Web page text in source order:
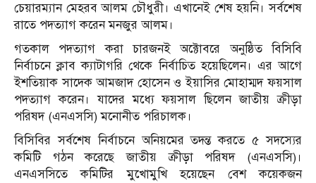
চেয়ারম্যান মেহরব আলম চৌধুরী। এখানেই শেষ হয়নি। সর্বশেষ
রাতে পদত্যাগ করেন মনজুর আলম।
গতকাল পদত্যাগ করা চারজনই অক্টোবরে অনুষ্ঠিত বিসিবি
নির্বাচনে ক্লাব ক্যাটাগরি থেকে নির্বাচিত হয়েছিলেন। এর আগে
ইশতিয়াক সাদেক আমজাদ হোসেন ও ইয়াসির মোহাম্মদ ফয়সাল
পদত্যাগ করেন। যাদের মধ্যে ফয়সাল ছিলেন জাতীয় ক্রীড়া
পরিষদ (এনএসসি) মনোনীত পরিচালক।
বিসিবির সর্বশেষ নির্বাচনে অনিয়মের তদন্ত করতে ৫ সদস্যের
কমিটি গঠন করেছে জাতীয় ক্রীড়া পরিষদ (এনএসসি)।
এনএসসিতে কমিটির মুখোমুখি হয়েছেন বেশ কয়েকজন